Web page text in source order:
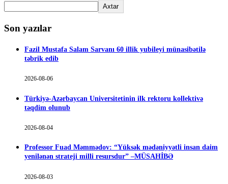
Axtar
Son yazılar
Fazil Mustafa Salam Sarvanı 60 illik yubileyi münasibətilə
təbrik edib
2026-08-06
Türkiyə-Azərbaycan Universitetinin ilk rektoru kollektivə
təqdim olunub
2026-08-04
Professor Fuad Məmmədov: “Yüksək mədəniyyətli insan daim
yenilənən strateji milli resursdur” –MÜSAHİBƏ
2026-08-03